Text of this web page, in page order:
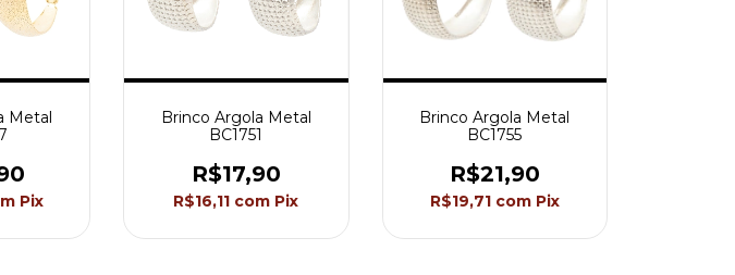
Metal
Pix
Brinco Argola Metal
BC1751
R$17,90
R$16,11 com Pix
Brinco Argola Metal
BC1755
R$21,90
R$19,71 com Pix